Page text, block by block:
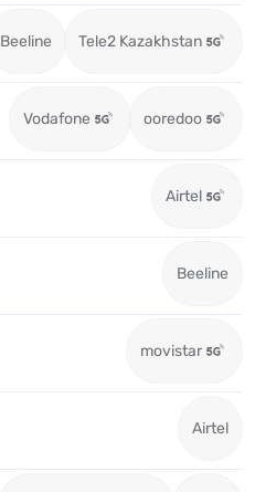
Beeline Tele2 Kazakhstan
Vodafone ooredoo
Airtel
Beeline
movistar
Airtel